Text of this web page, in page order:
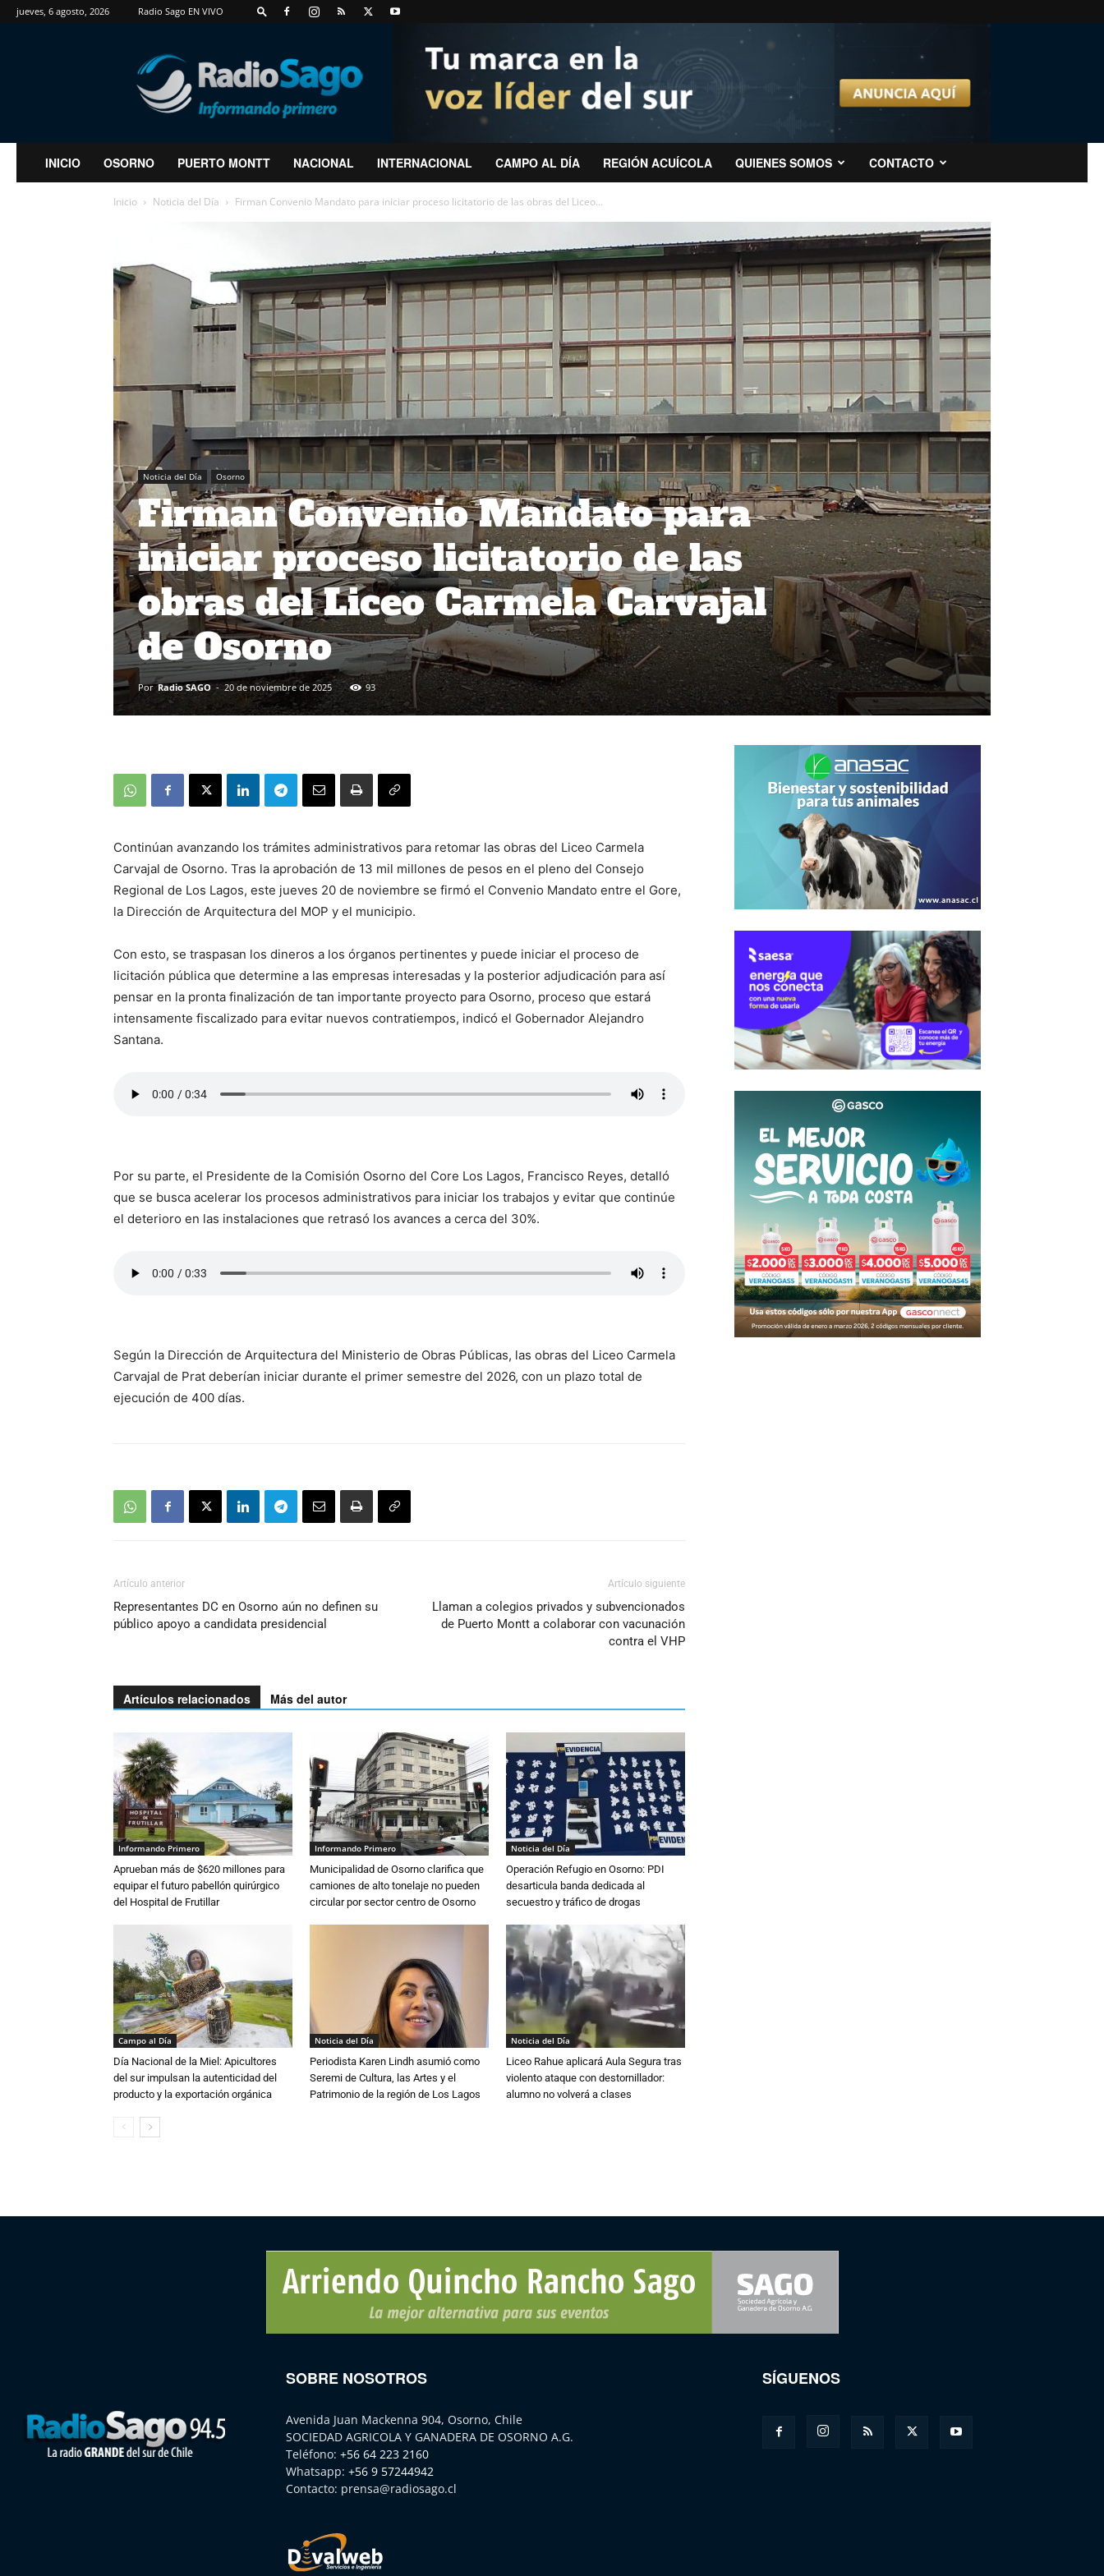
jueves, 6 agosto, 2026 Radio Sago EN VIVO
RadioSago
INICIO OSORNO PUERTO MONTT NACIONAL INTERNACIONAL CAMPO AL DÍA REGIÓN ACUÍCOLA QUIENES SOMOS CONTACTO
Inicio Noticia del Día Firman Convenio Mandato para iniciar proceso licitatorio de las obras del Liceo...
Noticia del Día Osorno
Firman Convenio Mandato para
iniciar proceso licitatorio de las
obras del Liceo Carmela Carvajal
de Osorno
Por Radio SAGO - 20 de noviembre de 2025 93
Continúan avanzando los trámites administrativos para retomar las obras del Liceo Carmela
Carvajal de Osorno. Tras la aprobación de 13 mil millones de pesos en el pleno del Consejo
Regional de Los Lagos, este jueves 20 de noviembre se firmó el Convenio Mandato entre el Gore,
la Dirección de Arquitectura del MOP y el municipio.
Con esto, se traspasan los dineros a los órganos pertinentes y puede iniciar el proceso de
licitación pública que determine a las empresas interesadas y la posterior adjudicación para así
pensar en la pronta finalización de tan importante proyecto para Osorno, proceso que estará
intensamente fiscalizado para evitar nuevos contratiempos, indicó el Gobernador Alejandro
Santana.
Por su parte, el Presidente de la Comisión Osorno del Core Los Lagos, Francisco Reyes, detalló
que se busca acelerar los procesos administrativos para iniciar los trabajos y evitar que continúe
el deterioro en las instalaciones que retrasó los avances a cerca del 30%.
Según la Dirección de Arquitectura del Ministerio de Obras Públicas, las obras del Liceo Carmela
Carvajal de Prat deberían iniciar durante el primer semestre del 2026, con un plazo total de
ejecución de 400 días.
Artículo anterior
Representantes DC en Osorno aún no definen su
público apoyo a candidata presidencial
Artículo siguiente
Llaman a colegios privados y subvencionados
de Puerto Montt a colaborar con vacunación
contra el VHP
Artículos relacionados Más del autor
Informando Primero
Aprueban más de $620 millones para
equipar el futuro pabellón quirúrgico
del Hospital de Frutillar
Informando Primero
Municipalidad de Osorno clarifica que
camiones de alto tonelaje no pueden
circular por sector centro de Osorno
Noticia del Día
Operación Refugio en Osorno: PDI
desarticula banda dedicada al
secuestro y tráfico de drogas
Campo al Día
Día Nacional de la Miel: Apicultores
del sur impulsan la autenticidad del
producto y la exportación orgánica
Noticia del Día
Periodista Karen Lindh asumió como
Seremi de Cultura, las Artes y el
Patrimonio de la región de Los Lagos
Noticia del Día
Liceo Rahue aplicará Aula Segura tras
violento ataque con destornillador:
alumno no volverá a clases
SOBRE NOSOTROS
Avenida Juan Mackenna 904, Osorno, Chile
SOCIEDAD AGRICOLA Y GANADERA DE OSORNO A.G.
Teléfono: +56 64 223 2160
Whatsapp: +56 9 57244942
Contacto: prensa@radiosago.cl
SÍGUENOS